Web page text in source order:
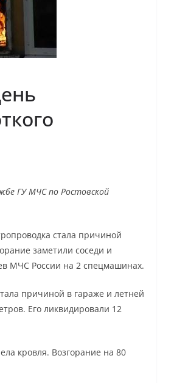
ГУ МЧС по Ростовской
стала причиной
заметили соседи и
МЧС России на 2 спецмашинах.
причиной в гараже и летней
Его ликвидировали 12
кровля. Возгорание на 80